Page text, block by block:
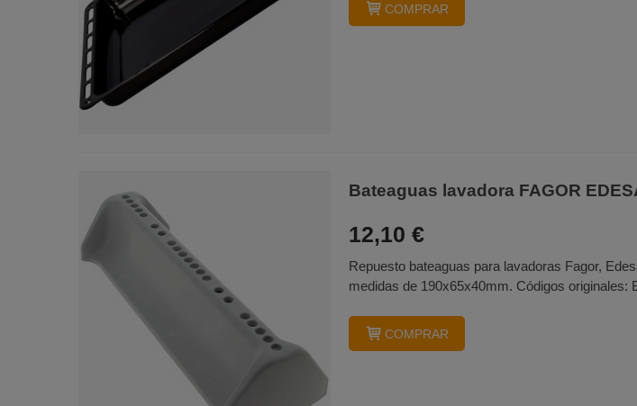
COMPRAR
Bateaguas lavadora FAGOR
12,10 €
Repuesto bateaguas para lavadoras Fagor,
medidas de 190x65x40mm. Códigos originales:
COMPRAR